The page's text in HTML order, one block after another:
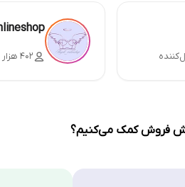
۴۰۲ هزار دنبال‌کننده
فروش کمک می‌کنیم؟